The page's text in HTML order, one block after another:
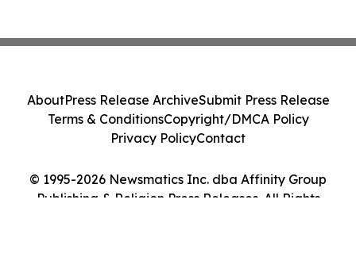
© 1995-2026 Newsmatics Inc. dba Affinity Group
Publishing & Religion Press Releases. All Rights
AboutPress Release ArchiveSubmit Press Release
Terms & ConditionsCopyright/DMCA Policy
Privacy PolicyContact